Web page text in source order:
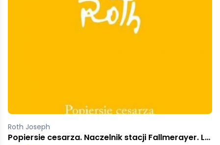
Roth Joseph
Popiersie cesarza. Naczelnik stacji Fallmerayer. Lewiatan